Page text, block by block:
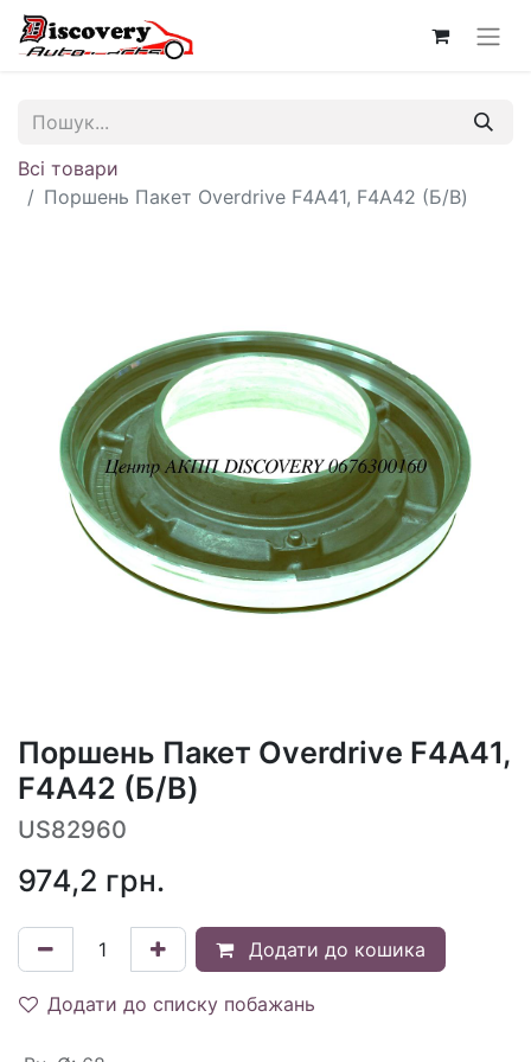
Всі товари
Поршень Пакет Overdrive F4A41, F4A42 (Б/В)
Поршень Пакет Overdrive F4A41,
F4A42 (Б/В)
US82960
974,2 грн.
Додати до кошика
Додати до списку побажань